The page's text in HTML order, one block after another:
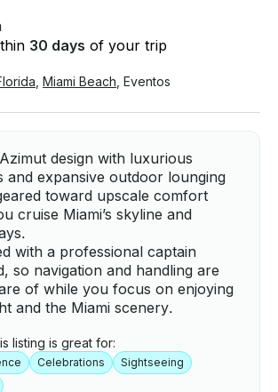
30 days of your trip
Miami Beach Eventos
design with luxurious
and expansive outdoor lounging
toward upscale comfort
cruise Miami’s skyline and
with a professional captain
so navigation and handling are
of while you focus on enjoying
and the Miami scenery.
listing is great for:
Celebrations
Sightseeing